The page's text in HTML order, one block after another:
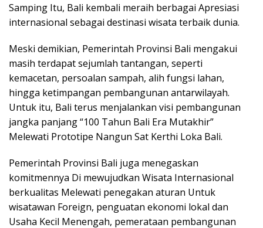
Samping Itu, Bali kembali meraih berbagai Apresiasi
internasional sebagai destinasi wisata terbaik dunia.
Meski demikian, Pemerintah Provinsi Bali mengakui
masih terdapat sejumlah tantangan, seperti
kemacetan, persoalan sampah, alih fungsi lahan,
hingga ketimpangan pembangunan antarwilayah.
Untuk itu, Bali terus menjalankan visi pembangunan
jangka panjang “100 Tahun Bali Era Mutakhir”
Melewati Prototipe Nangun Sat Kerthi Loka Bali.
Pemerintah Provinsi Bali juga menegaskan
komitmennya Di mewujudkan Wisata Internasional
berkualitas Melewati penegakan aturan Untuk
wisatawan Foreign, penguatan ekonomi lokal dan
Usaha Kecil Menengah, pemerataan pembangunan